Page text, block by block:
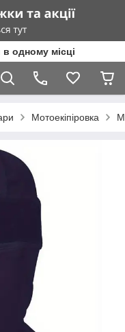
одному місці
Мотоекіпіровка